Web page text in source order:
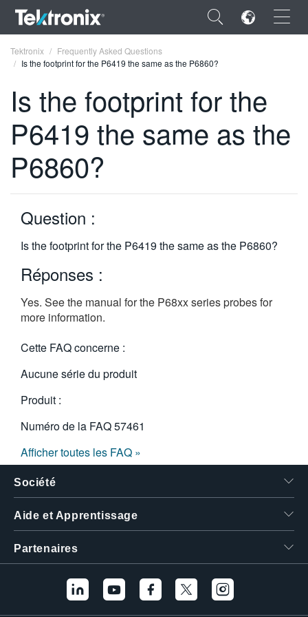
×
ENGLISH
FRANÇAIS
VIỆT NAM
简体中文
한국어
繁體中文
Tektronix
Frequently Asked Questions
Is the footprint for the P6419 the same as the P6860?
Is the footprint for the
P6419 the same as the
P6860?
Question :
Is the footprint for the P6419 the same as the P6860?
Réponses :
Yes. See the manual for the P68xx series probes for
more information.
Cette FAQ concerne :
Aucune série du produit
Produit :
Numéro de la FAQ57461
Afficher toutes les FAQ »
Société
Aide et Apprentissage
Partenaires